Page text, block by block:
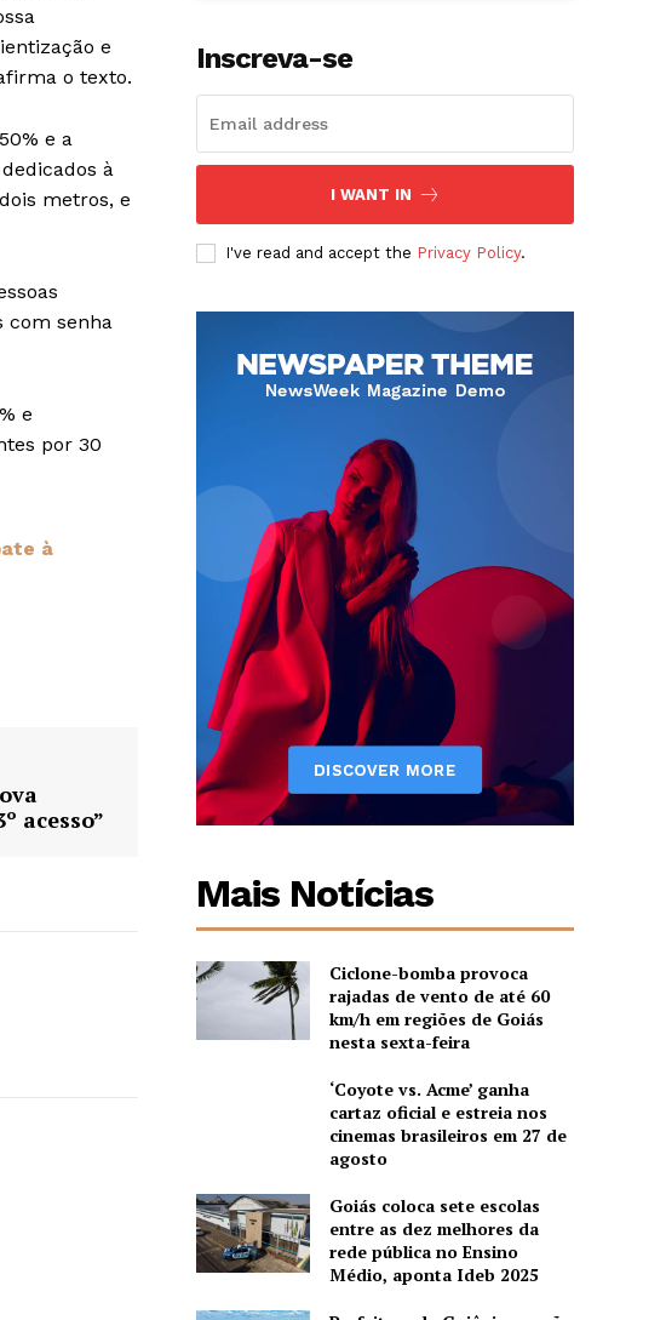
e
o texto.
e a
à
metros, e
com senha
e
por 30
à
acesso”
Inscreva-se
I WANT IN
I've read and accept the Privacy Policy.
Mais Notícias
Ciclone-bomba provoca
rajadas de vento de até 60
km/h em regiões de Goiás
nesta sexta-feira
‘Coyote vs. Acme’ ganha
cartaz oficial e estreia nos
cinemas brasileiros em 27 de
agosto
Goiás coloca sete escolas
entre as dez melhores da
rede pública no Ensino
Médio, aponta Ideb 2025